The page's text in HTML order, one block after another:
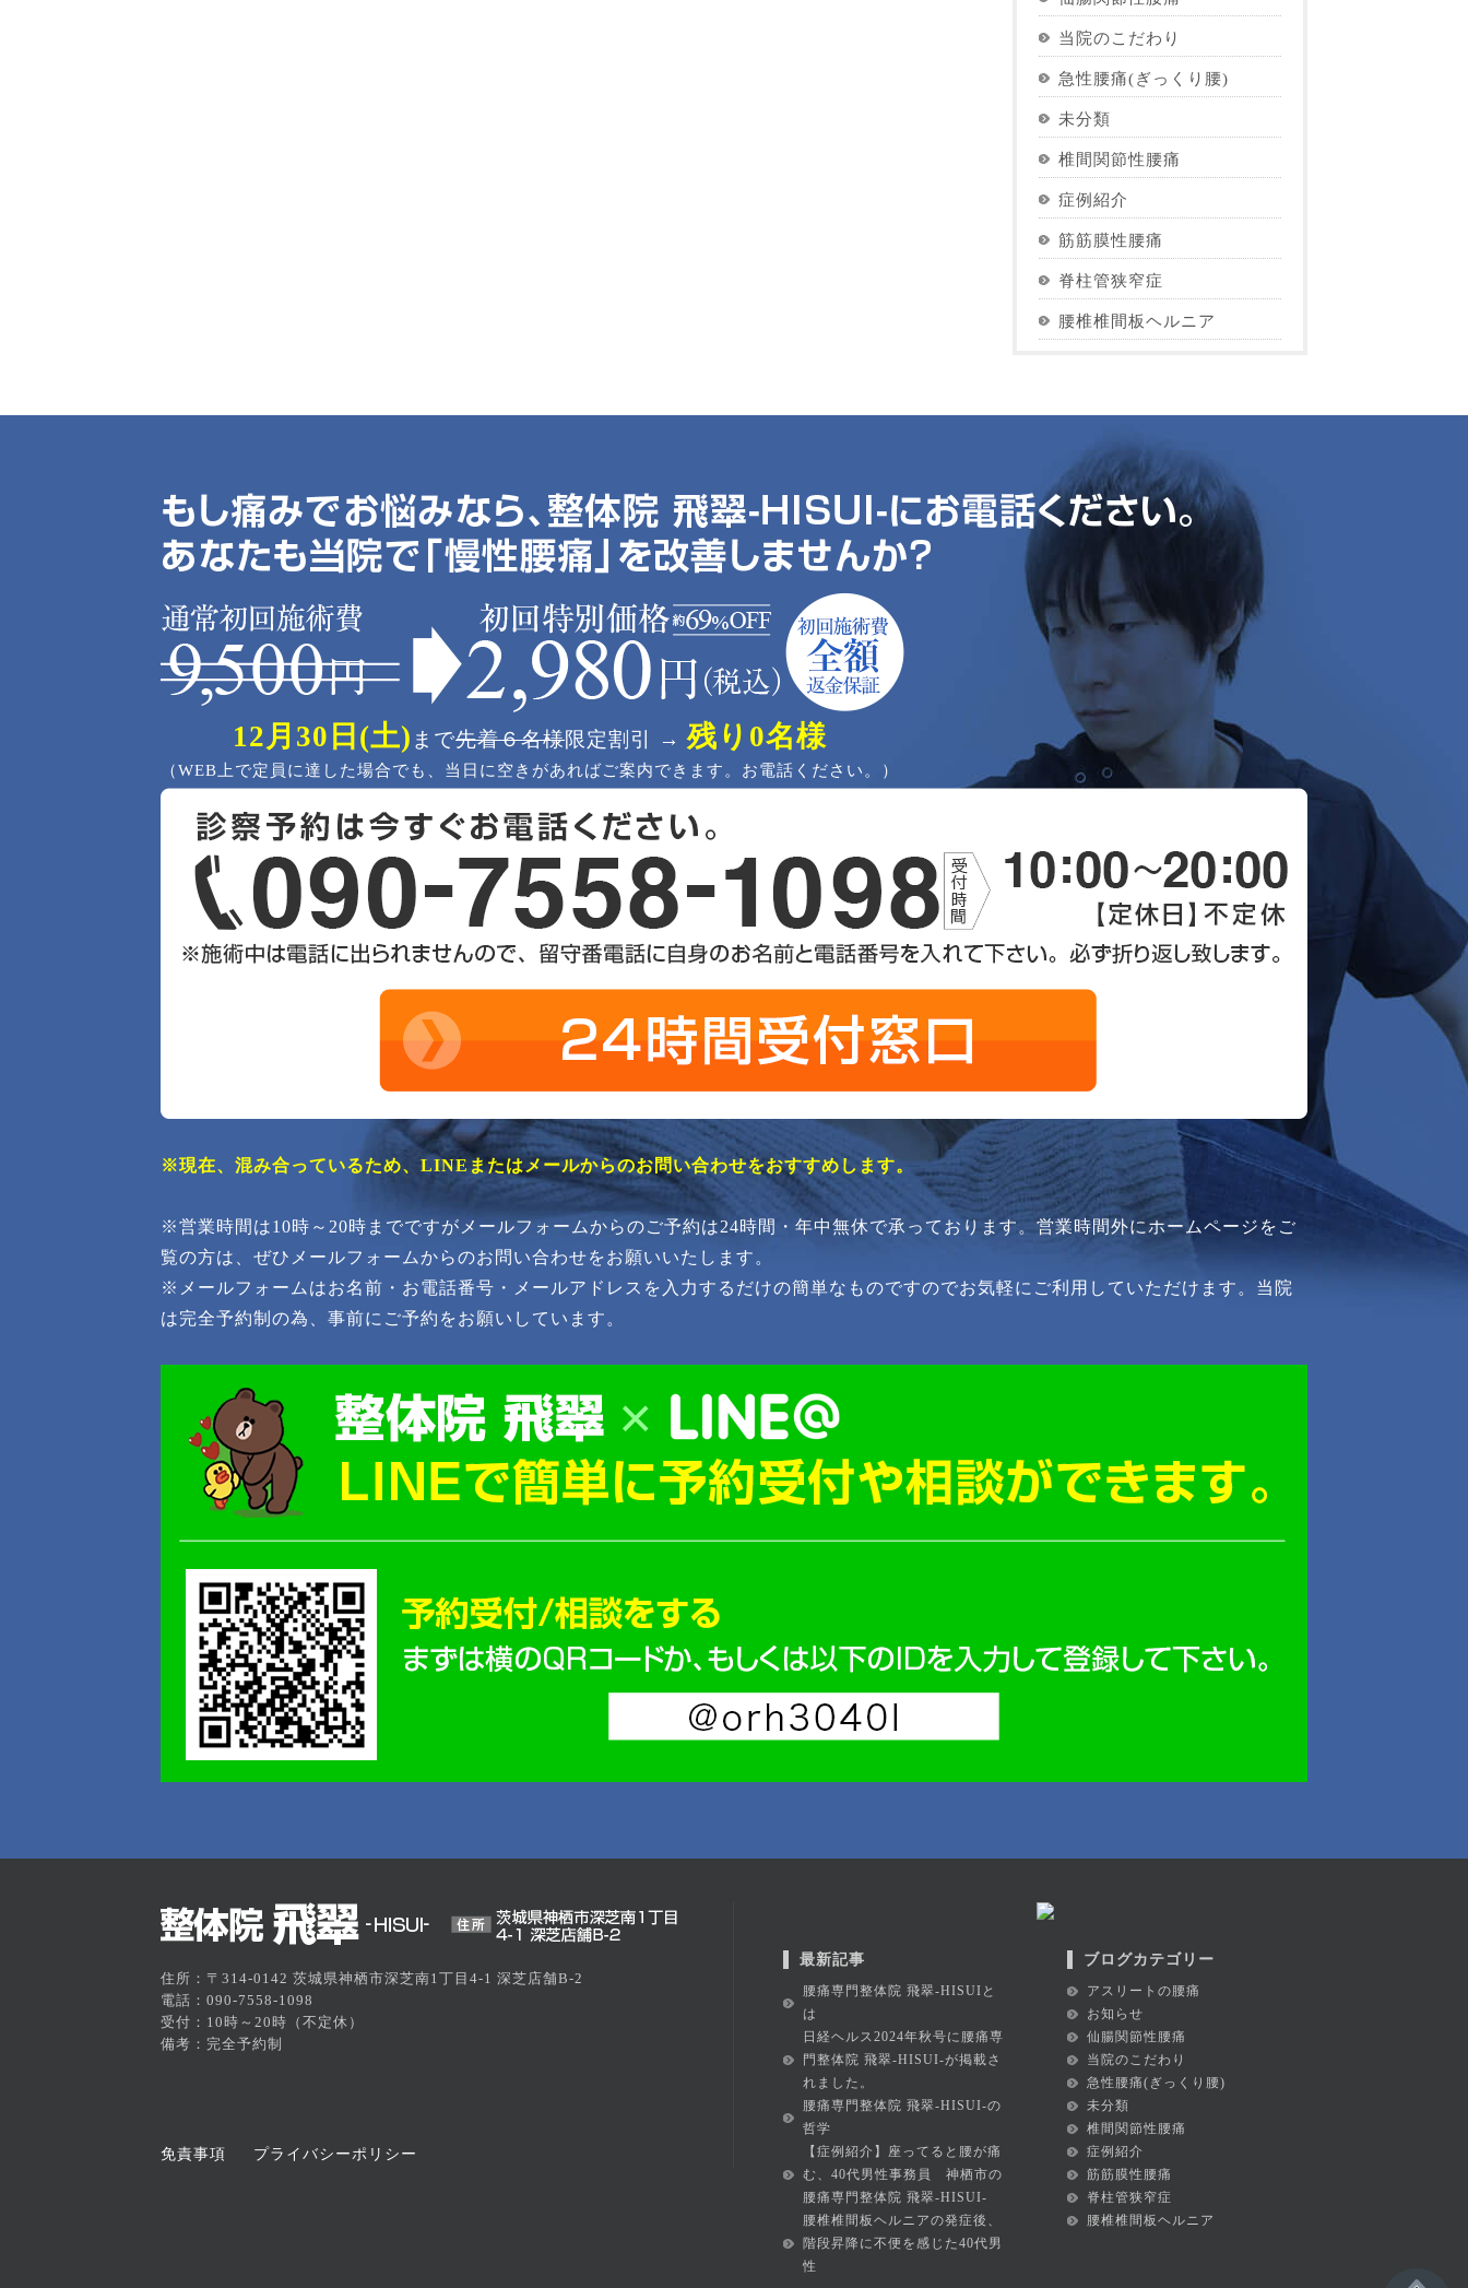
当院のこだわり
急性腰痛(ぎっくり腰)
未分類
椎間関節性腰痛
症例紹介
筋筋膜性腰痛
脊柱管狭窄症
腰椎椎間板ヘルニア
12月30日(土) まで先着６名様限定割引 →残り0名様
（WEB上で定員に達した場合でも、当日に空きがあればご案内できます。お電話ください。）
※現在、混み合っているため、LINEまたはメールからのお問い合わせをおすすめします。
※営業時間は10時～20時までですがメールフォームからのご予約は24時間・年中無休で承っております。営業時間外にホームページをご
覧の方は、ぜひメールフォームからのお問い合わせをお願いいたします。
※メールフォームはお名前・お電話番号・メールアドレスを入力するだけの簡単なものですのでお気軽にご利用していただけます。当院
は完全予約制の為、事前にご予約をお願いしています。
住所：〒314-0142 茨城県神栖市深芝南1丁目4-1 深芝店舗B-2
電話：090-7558-1098
受付：10時～20時（不定休）
備考：完全予約制
免責事項 プライバシーポリシー
最新記事
腰痛専門整体院 飛翠-HISUIと
は
日経ヘルス2024年秋号に腰痛専
門整体院 飛翠-HISUI-が掲載さ
れました。
腰痛専門整体院 飛翠-HISUI-の
哲学
【症例紹介】座ってると腰が痛
む、40代男性事務員 神栖市の
腰痛専門整体院 飛翠-HISUI-
腰椎椎間板ヘルニアの発症後、
階段昇降に不便を感じた40代男
性
ブログカテゴリー
アスリートの腰痛
お知らせ
仙腸関節性腰痛
当院のこだわり
急性腰痛(ぎっくり腰)
未分類
椎間関節性腰痛
症例紹介
筋筋膜性腰痛
脊柱管狭窄症
腰椎椎間板ヘルニア